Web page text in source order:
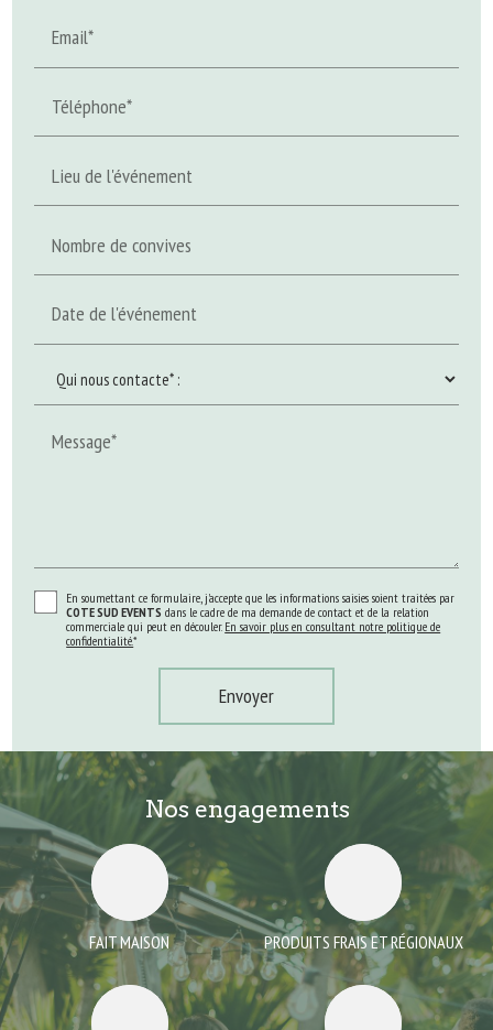
Email*
Téléphone*
Lieu de l'événement
Nombre de convives
Date de l'événement
Message*
En soumettant ce formulaire, j'accepte que les informations saisies soient traitées par
COTE SUD EVENTS dans le cadre de ma demande de contact et de la relation
commerciale qui peut en découler. En savoir plus en consultant notre politique de
confidentialité.*
Nos engagements
FAIT MAISON PRODUITS FRAIS ET RÉGIONAUX